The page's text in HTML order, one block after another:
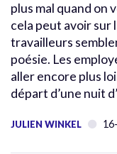
plus mal quand on
cela peut avoir sur
travailleurs
poésie. Les
aller encore plus
départ d’une nuit
JULIEN WINKEL